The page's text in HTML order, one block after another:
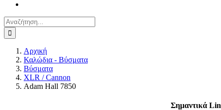
Αναζήτηση
για:
Αρχική
Καλώδια - Βύσματα
Βύσματα
XLR / Cannon
Adam Hall 7850
Σημαντικά